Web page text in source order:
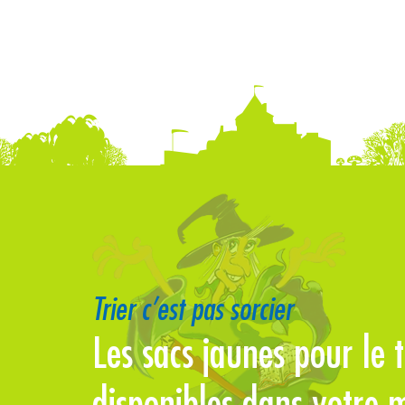
Trier c’est pas sorcier
Les sacs jaunes pour le